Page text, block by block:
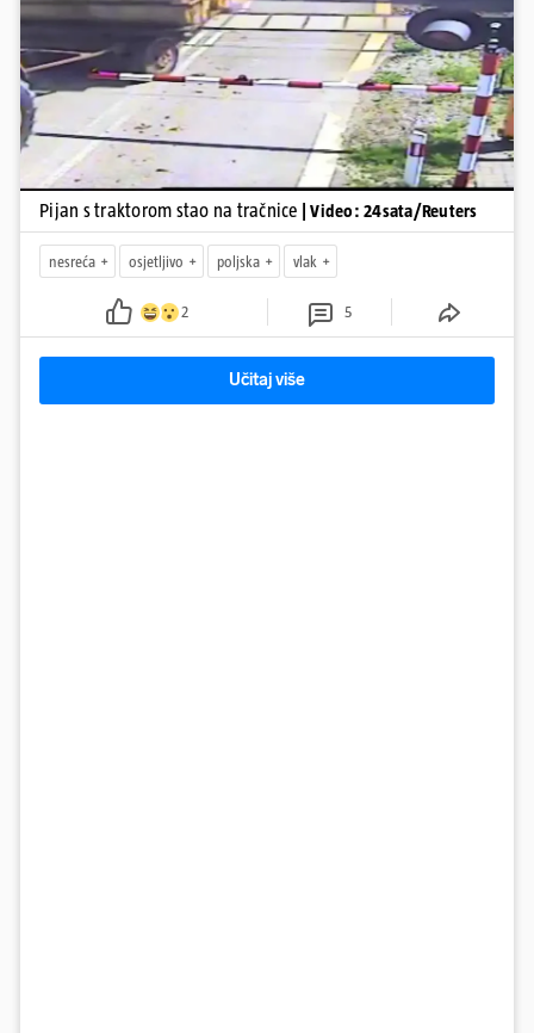
Pokretanje videa...
Pijan s traktorom stao na tračnice | Video: 24sata/Reuters
nesreća osjetljivo poljska vlak
2 5
Učitaj više